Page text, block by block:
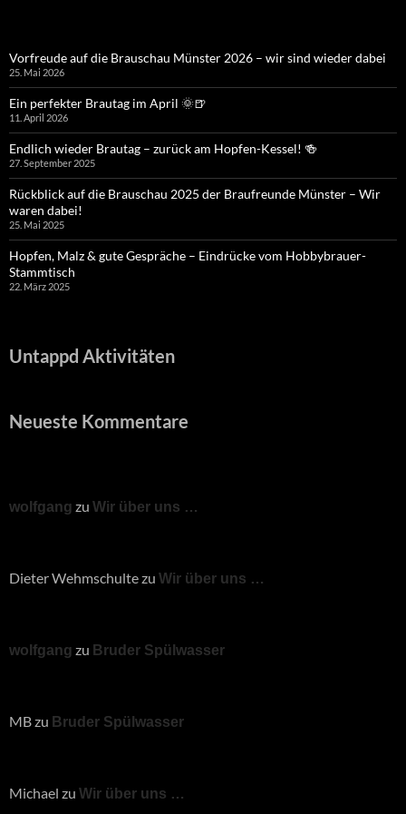
Vorfreude auf die Brauschau Münster 2026 – wir sind wieder dabei
25. Mai 2026
Ein perfekter Brautag im April 🌞🍺
11. April 2026
Endlich wieder Brautag – zurück am Hopfen-Kessel! 🍻
27. September 2025
Rückblick auf die Brauschau 2025 der Braufreunde Münster – Wir
waren dabei!
25. Mai 2025
Hopfen, Malz & gute Gespräche – Eindrücke vom Hobbybrauer-
Stammtisch
22. März 2025
Untappd Aktivitäten
Neueste Kommentare
wolfgang zu Wir über uns …
Dieter Wehmschultezu Wir über uns …
wolfgang zu Bruder Spülwasser
MBzu Bruder Spülwasser
Michael zu Wir über uns …